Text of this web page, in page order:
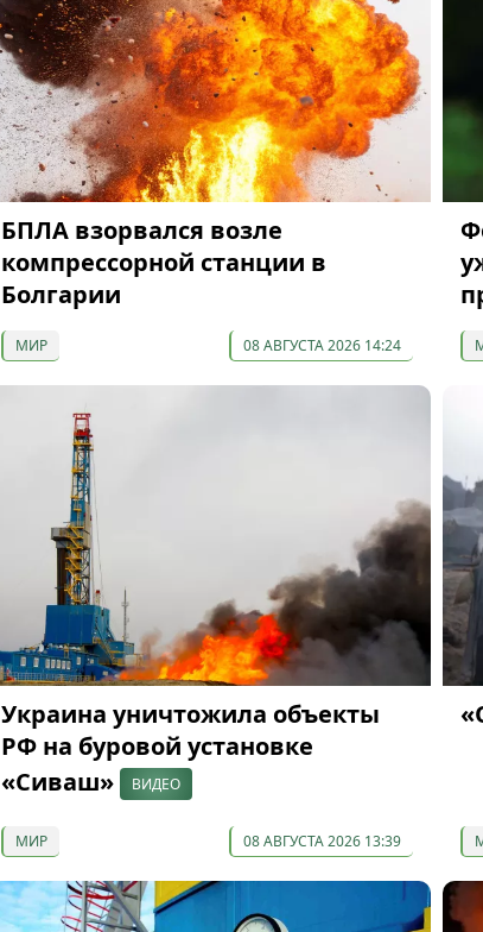
БПЛА взорвался возле
компрессорной станции в
Болгарии
МИР 08 АВГУСТА 2026 14:24
Украина уничтожила объекты
РФ на буровой установке
«Сиваш»
ВИДЕО
МИР 08 АВГУСТА 2026 13:39